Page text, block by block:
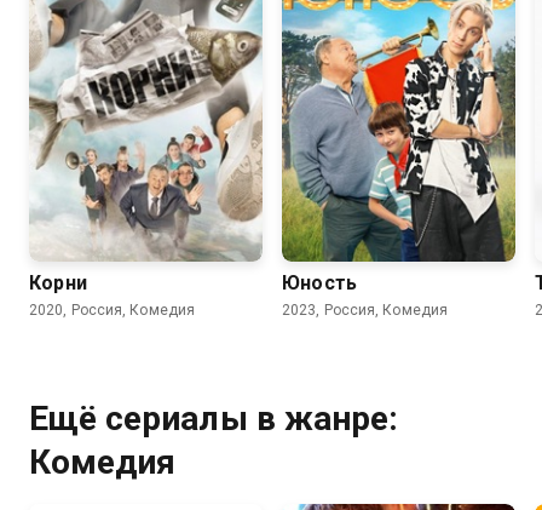
7.7
Корни
2020, Россия, Комедия
7.8
Юность
2023, Россия, Комедия
Ещё сериалы в жанре:
Комедия